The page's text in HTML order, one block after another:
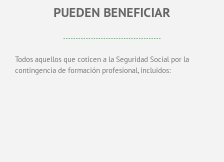
PUEDEN BENEFICIAR
Todos aquellos que coticen a la Seguridad Social por la
contingencia de formación profesional, incluidos: